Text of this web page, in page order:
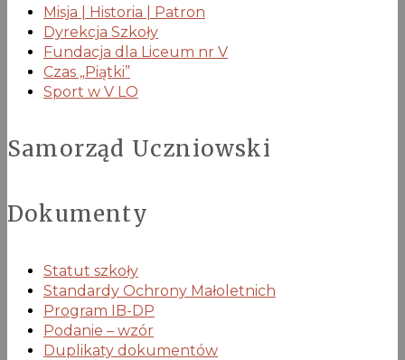
Misja | Historia | Patron
Dyrekcja Szkoły
Fundacja dla Liceum nr V
Czas „Piątki”
Sport w V LO
Samorząd Uczniowski
Dokumenty
Statut szkoły
Standardy Ochrony Małoletnich
Program IB-DP
Podanie – wzór
Duplikaty dokumentów